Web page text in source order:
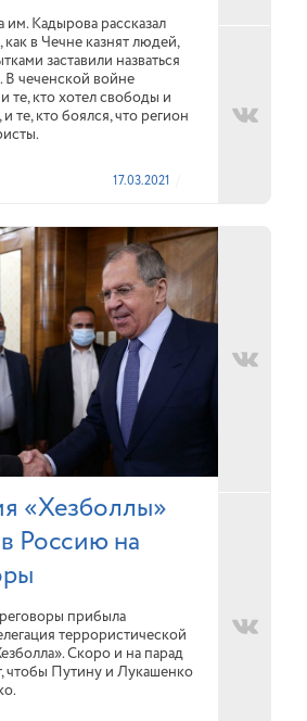
им. Кадырова рассказал
как в Чечне казнят людей,
заставили назваться
В чеченской войне
те, кто хотел свободы и
те, кто боялся, что регион
17.03.2021
«Хезболлы»
Россию на
прибыла
террористической
Скоро и на парад
чтобы Путину и Лукашенко